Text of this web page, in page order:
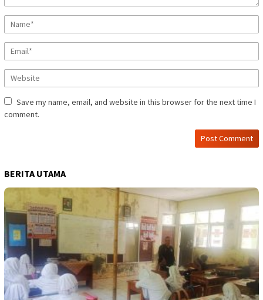
Save my name, email, and website in this browser for the next time I
comment.
BERITA UTAMA